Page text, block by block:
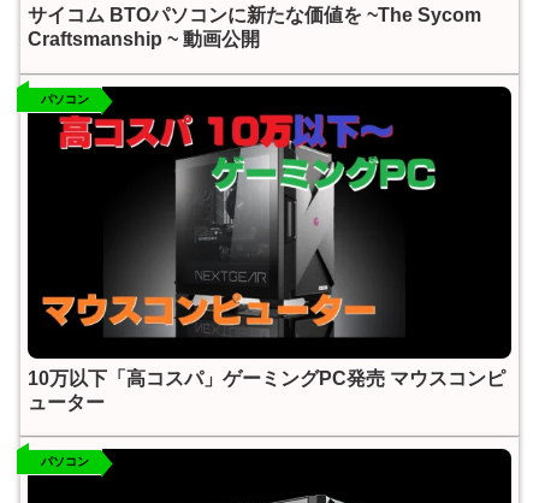
サイコム BTOパソコンに新たな価値を ~The Sycom
Craftsmanship ~ 動画公開
パソコン
10万以下「高コスパ」ゲーミングPC発売 マウスコンピ
ューター
パソコン